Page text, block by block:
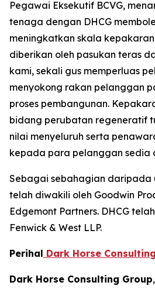
Pegawai Eksekutif BCVG,
tenaga dengan DHCG
meningkatkan skala
diberikan oleh pasukan teras
kami, sekali gus memperluas
menyokong rakan pelanggan
proses pembangunan.
bidang perubatan regeneratif
nilai menyeluruh serta
kepada para pelanggan sedia
Sebagai sebahagian daripada
telah diwakili oleh Goodwin
Edgemont Partners. DHCG
Fenwick & West LLP.
Perihal Dark Horse
Dark Horse Consulting Group